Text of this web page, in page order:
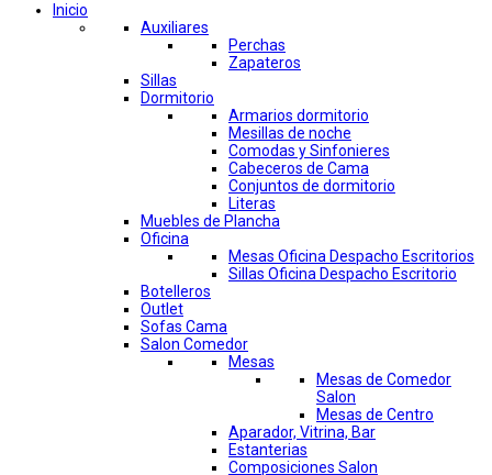
Inicio
Auxiliares
Perchas
Zapateros
Sillas
Dormitorio
Armarios dormitorio
Mesillas de noche
Comodas y Sinfonieres
Cabeceros de Cama
Conjuntos de dormitorio
Literas
Muebles de Plancha
Oficina
Mesas Oficina Despacho Escritorios
Sillas Oficina Despacho Escritorio
Botelleros
Outlet
Sofas Cama
Salon Comedor
Mesas
Mesas de Comedor
Salon
Mesas de Centro
Aparador, Vitrina, Bar
Estanterias
Composiciones Salon